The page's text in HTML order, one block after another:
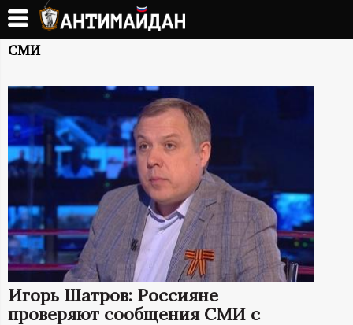
Перейти
основному
А
Н
Т
И
М
А
Й
Д
СМИ
Игорь Шатров: Россияне
проверяют сообщения СМИ с